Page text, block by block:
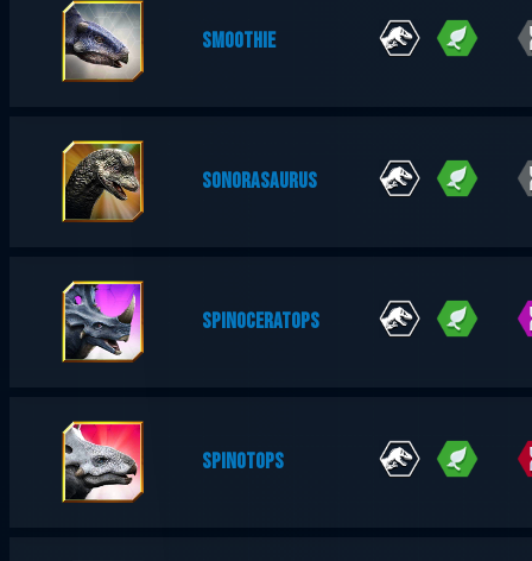
SMOOTHIE
SONORASAURUS
SPINOCERATOPS
SPINOTOPS